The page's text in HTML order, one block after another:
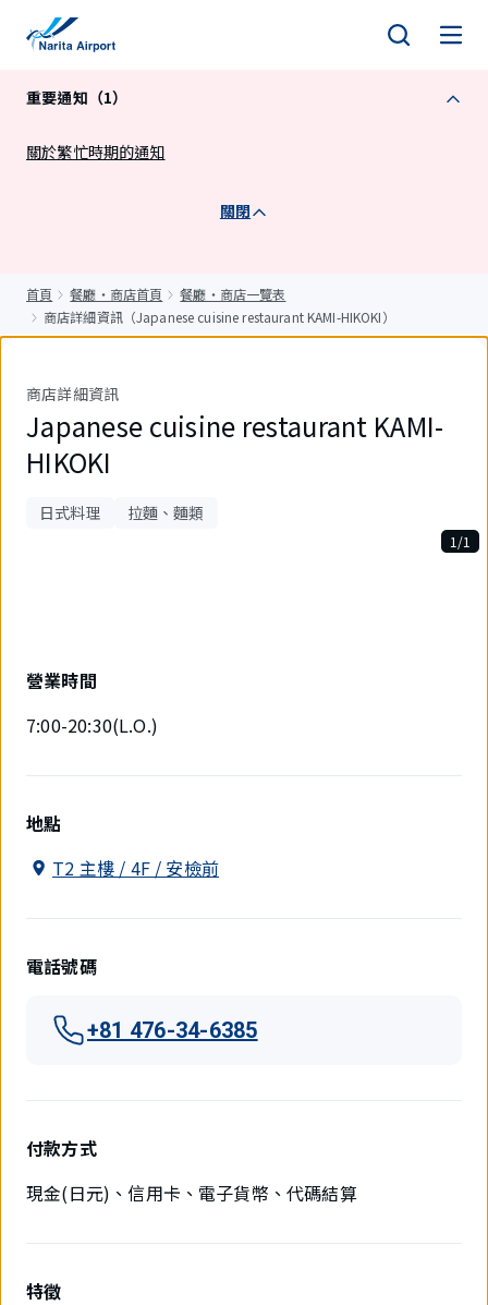
重要通知（1）
關於繁忙時期的通知
關閉
首頁 餐廳・商店首頁
餐廳・商店一覽表
商店詳細資訊（Japanese cuisine restaurant KAMI-HIKOKI）
商店詳細資訊
Japanese cuisine restaurant KAMI-
HIKOKI
日式料理 拉麵、麵類
件。
1/1
營業時間
7:00-20:30(L.O.)
地點
T2 主樓 / 4F / 安檢前
電話號碼
+81 476-34-6385
付款方式
現金(日元)、信用卡、電子貨幣、代碼結算
特徵